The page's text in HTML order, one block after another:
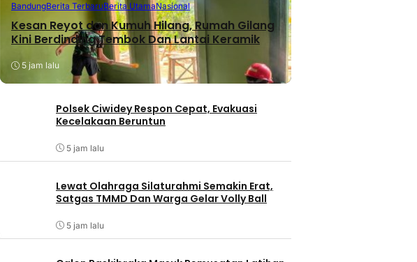
BandungBerita TerbaruBerita UtamaNasional
Kesan Reyot dan Kumuh Hilang, Rumah Gilang
Kini Berdinding Tembok Dan Lantai Keramik
5 jam lalu
Polsek Ciwidey Respon Cepat, Evakuasi
Kecelakaan Beruntun
5 jam lalu
Lewat Olahraga Silaturahmi Semakin Erat,
Satgas TMMD Dan Warga Gelar Volly Ball
5 jam lalu